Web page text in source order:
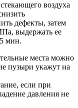
воздуха
дефекты, затем
выдержать ее
мин.
места можно
пузыри укажут на
если при
давления не